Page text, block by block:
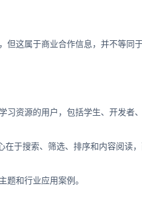
这属于商业合作信息，并不等同
资源的用户，包括学生、开发者
在于搜索、筛选、排序和内容阅读
和行业应用案例。